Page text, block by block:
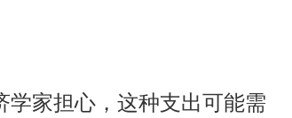
学家担心，这种支出可能需